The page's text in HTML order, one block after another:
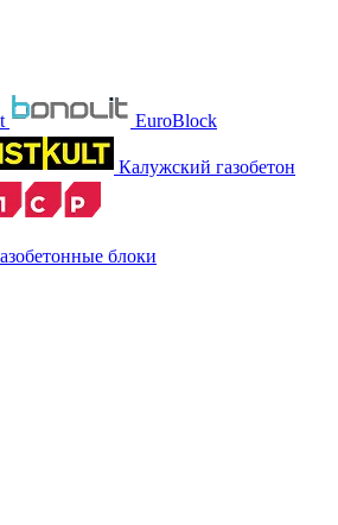
EuroBlock
Калужский газобетон
блоки